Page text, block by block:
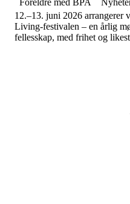
Foreldre med BPA
12.–13. juni 2026
Living-festivalen – en årlig
fellesskap, med frihet og